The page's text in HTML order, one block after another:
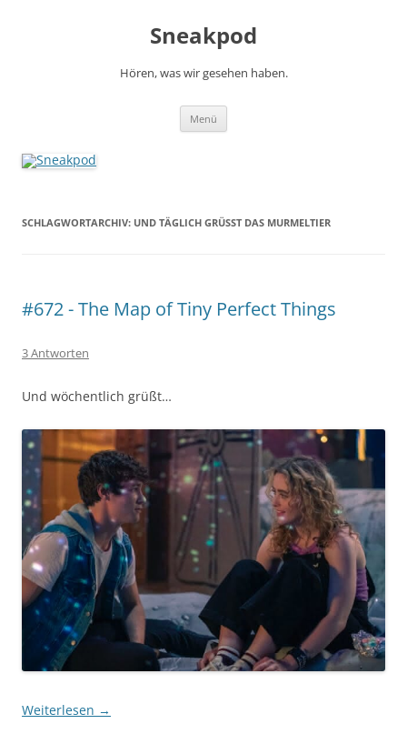
Sneakpod
Hören, was wir gesehen haben.
Menü
SCHLAGWORTARCHIV: UND TÄGLICH GRÜSST DAS MURMELTIER
#672 - The Map of Tiny Perfect Things
3 Antworten
Und wöchentlich grüßt…
Weiterlesen →